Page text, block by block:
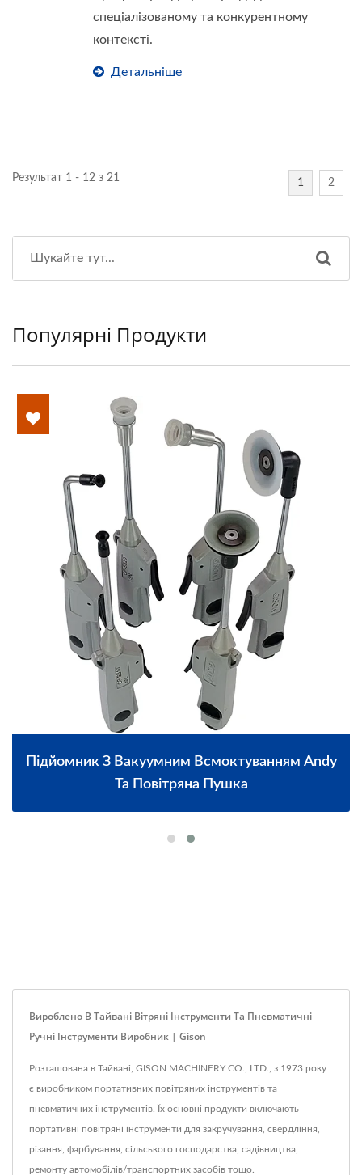
спеціалізованому та конкурентному
контексті.
Детальніше
Результат 1 - 12 з 21 1 2
Популярні Продукти
Підйомник З Вакуумним Всмоктуванням Andy
Та Повітряна Пушка
Вироблено В Тайвані Вітряні Інструменти Та Пневматичні
Ручні Інструменти Виробник | Gison
Розташована в Тайвані, GISON MACHINERY CO., LTD., з 1973 року
є виробником портативних повітряних інструментів та
пневматичних інструментів. Їх основні продукти включають
портативні повітряні інструменти для закручування, свердління,
різання, фарбування, сільського господарства, садівництва,
ремонту автомобілів/транспортних засобів тощо.